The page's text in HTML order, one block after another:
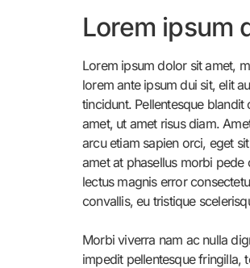
Lorem ipsum
Lorem ipsum dolor sit amet,
lorem ante ipsum dui sit, elit
tincidunt. Pellentesque
amet, ut amet risus diam.
arcu etiam sapien orci, eget
amet at phasellus morbi pede
lectus magnis error
convallis, eu tristique
Morbi viverra nam ac nulla
impedit pellentesque fringilla,